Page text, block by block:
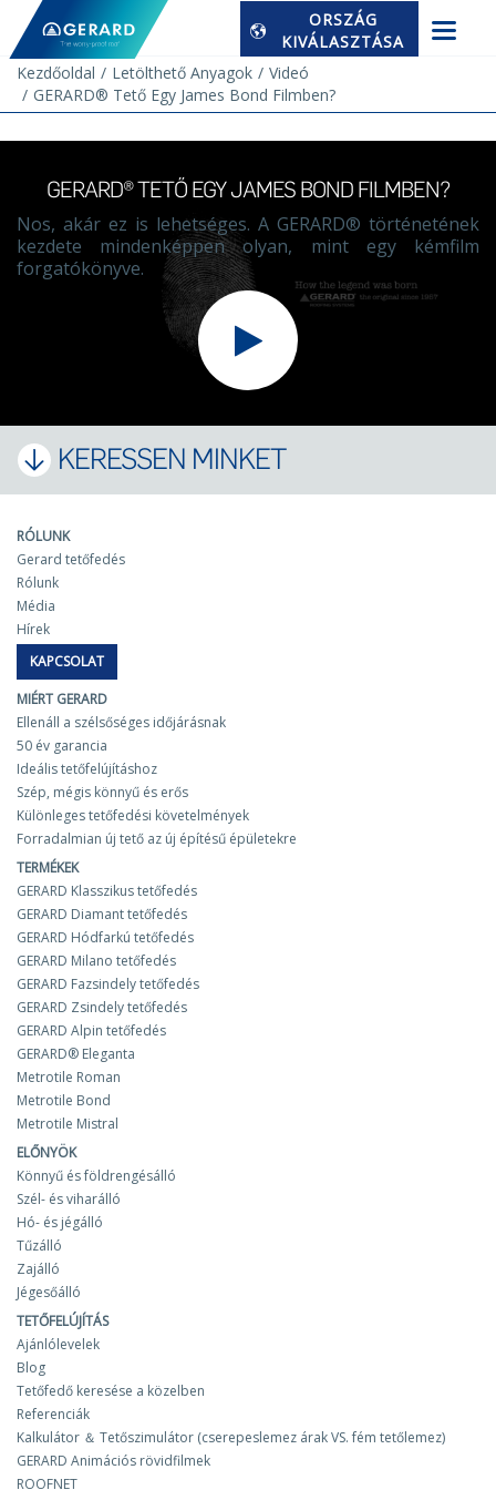
ORSZÁG
KIVÁLASZTÁSA
Kezdőoldal
Letölthető Anyagok
Videó
GERARD® Tető Egy James Bond Filmben?
GERARD® TETŐ EGY JAMES BOND FILMBEN?
Nos, akár ez is lehetséges. A GERARD® történetének
kezdete mindenképpen olyan, mint egy kémfilm
forgatókönyve.
KERESSEN MINKET
RÓLUNK
Gerard tetőfedés
Rólunk
Média
Hírek
KAPCSOLAT
MIÉRT GERARD
Ellenáll a szélsőséges időjárásnak
50 év garancia
Ideális tetőfelújításhoz
Szép, mégis könnyű és erős
Különleges tetőfedési követelmények
Forradalmian új tető az új építésű épületekre
TERMÉKEK
GERARD Klasszikus tetőfedés
GERARD Diamant tetőfedés
GERARD Hódfarkú tetőfedés
GERARD Milano tetőfedés
GERARD Fazsindely tetőfedés
GERARD Zsindely tetőfedés
GERARD Alpin tetőfedés
GERARD® Eleganta
Metrotile Roman
Metrotile Bond
Metrotile Mistral
ELŐNYÖK
Könnyű és földrengésálló
Szél- és viharálló
Hó- és jégálló
Tűzálló
Zajálló
Jégesőálló
TETŐFELÚJÍTÁS
Ajánlólevelek
Blog
Tetőfedő keresése a közelben
Referenciák
Kalkulátor ＆ Tetőszimulátor (cserepeslemez árak VS. fém tetőlemez)
GERARD Animációs rövidfilmek
ROOFNET